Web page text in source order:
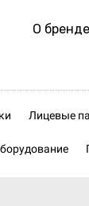
О бренде
Лицевые